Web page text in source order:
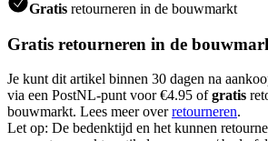
Gratis retourneren in de bouwmarkt
Gratis retourneren in de
Je kunt dit artikel binnen 30 dagen na
via een PostNL-punt voor €4.95 ofgratis
bouwmarkt. Lees meer overretourneren.
Let op: De bedenktijd en het kunnen